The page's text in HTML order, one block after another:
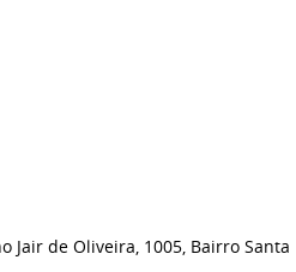
Jair de Oliveira, 1005, Bairro Santa